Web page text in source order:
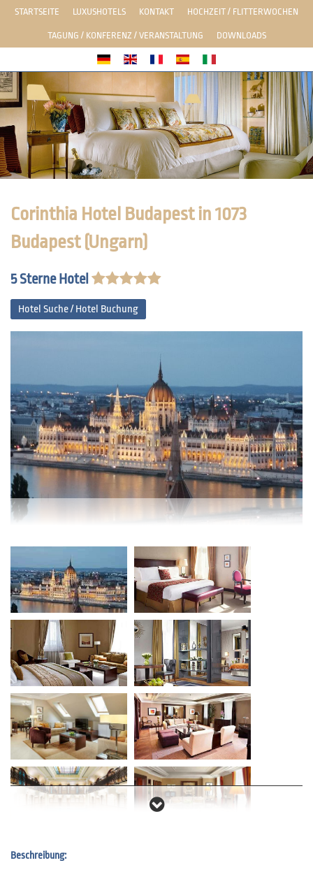
STARTSEITE LUXUSHOTELS KONTAKT HOCHZEIT / FLITTERWOCHEN
TAGUNG / KONFERENZ / VERANSTALTUNG DOWNLOADS
Corinthia Hotel Budapest in 1073
Budapest (Ungarn)
5 Sterne Hotel
Hotel Suche / Hotel Buchung
Beschreibung: